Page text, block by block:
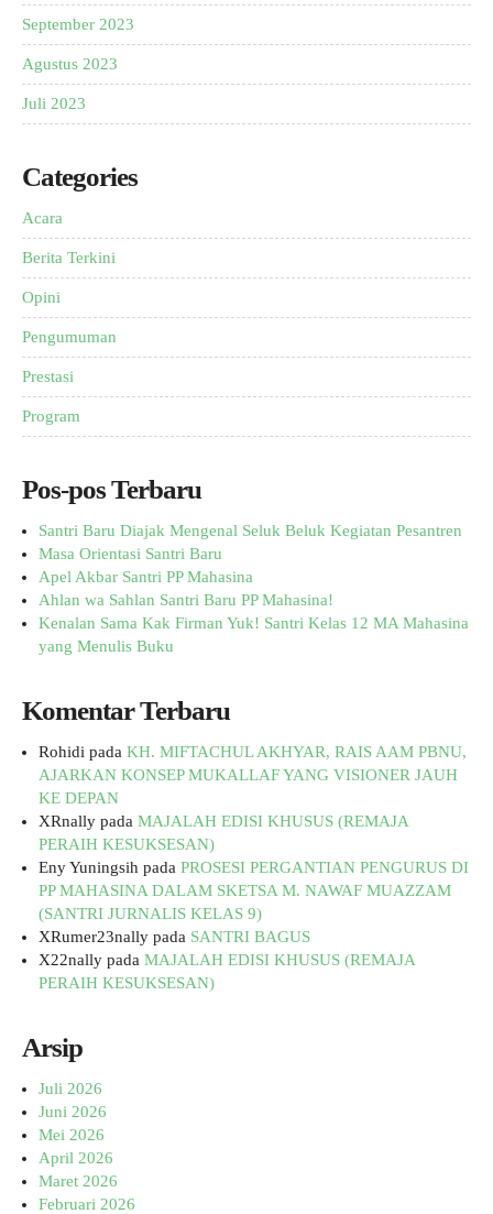
September 2023
Agustus 2023
Juli 2023
Categories
Acara
Berita Terkini
Opini
Pengumuman
Prestasi
Program
Pos-pos Terbaru
Santri Baru Diajak Mengenal Seluk Beluk Kegiatan Pesantren
Masa Orientasi Santri Baru
Apel Akbar Santri PP Mahasina
Ahlan wa Sahlan Santri Baru PP Mahasina!
Kenalan Sama Kak Firman Yuk! Santri Kelas 12 MA Mahasina
yang Menulis Buku
Komentar Terbaru
Rohidi pada KH. MIFTACHUL AKHYAR, RAIS AAM PBNU,
AJARKAN KONSEP MUKALLAF YANG VISIONER JAUH
KE DEPAN
XRnally pada MAJALAH EDISI KHUSUS (REMAJA
PERAIH KESUKSESAN)
Eny Yuningsih pada PROSESI PERGANTIAN PENGURUS DI
PP MAHASINA DALAM SKETSA M. NAWAF MUAZZAM
(SANTRI JURNALIS KELAS 9)
XRumer23nally pada SANTRI BAGUS
X22nally pada MAJALAH EDISI KHUSUS (REMAJA
PERAIH KESUKSESAN)
Arsip
Juli 2026
Juni 2026
Mei 2026
April 2026
Maret 2026
Februari 2026